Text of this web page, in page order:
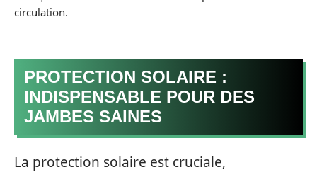
circulation.
PROTECTION SOLAIRE :
INDISPENSABLE POUR DES
JAMBES SAINES
La protection solaire est cruciale,